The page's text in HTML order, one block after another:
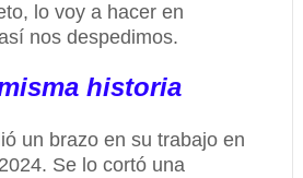
lo voy a hacer en
nos despedimos.
historia
un brazo en su trabajo en
Se lo cortó una